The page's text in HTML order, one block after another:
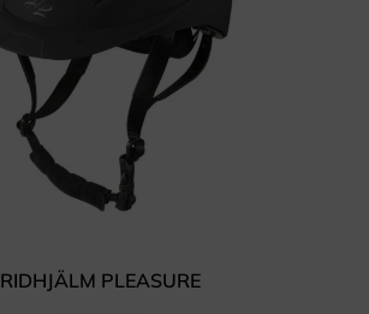
RIDHJÄLM PLEASURE